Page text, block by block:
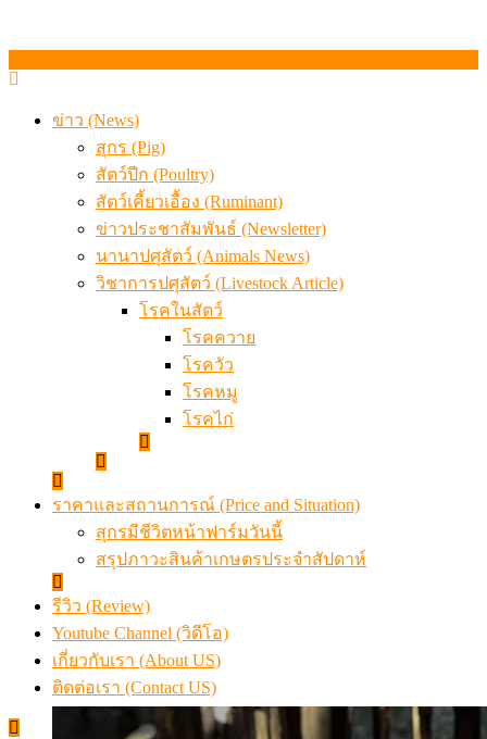
ข่าว (News)
สุกร (Pig)
สัตว์ปีก (Poultry)
สัตว์เคี้ยวเอื้อง (Ruminant)
ข่าวประชาสัมพันธ์ (Newsletter)
นานาปศุสัตว์ (Animals News)
วิชาการปศุสัตว์ (Livestock Article)
โรคในสัตว์
โรคควาย
โรควัว
โรคหมู
โรคไก่
ราคาและสถานการณ์ (Price and Situation)
สุกรมีชีวิตหน้าฟาร์มวันนี้
สรุปภาวะสินค้าเกษตรประจำสัปดาห์
รีวิว (Review)
Youtube Channel (วิดีโอ)
เกี่ยวกับเรา (About US)
ติดต่อเรา (Contact US)